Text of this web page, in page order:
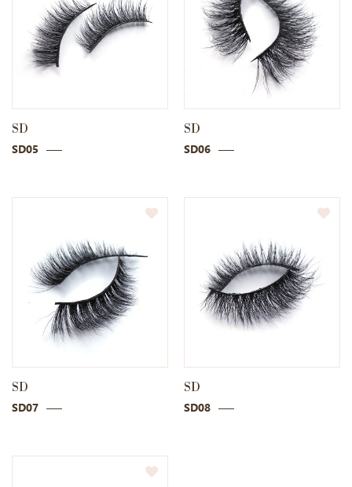
SD
SD05
SD
SD06
SD
SD07
SD
SD08